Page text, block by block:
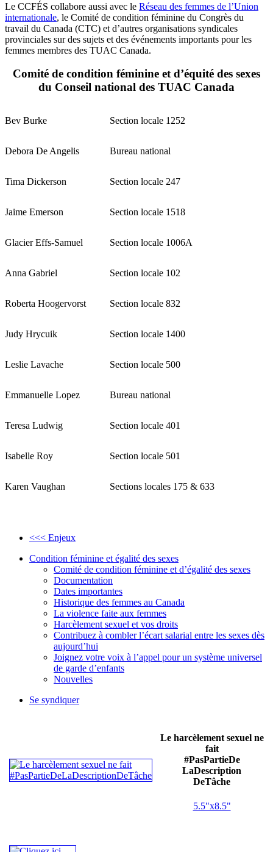
Le CCFÉS collabore aussi avec le Réseau des femmes de l’Union
internationale, le Comité de condition féminine du Congrès du
travail du Canada (CTC) et d’autres organisations syndicales
provinciales sur des sujets et des événements importants pour les
femmes membres des TUAC Canada.
Comité de condition féminine et d’équité des sexes
du Conseil national des TUAC Canada
Bev Burke Section locale 1252
Debora De Angelis Bureau national
Tima Dickerson Section locale 247
Jaime Emerson Section locale 1518
Glacier Effs-Samuel Section locale 1006A
Anna Gabriel Section locale 102
Roberta Hoogervorst Section locale 832
Judy Hrycuik Section locale 1400
Leslie Lavache Section locale 500
Emmanuelle Lopez Bureau national
Teresa Ludwig Section locale 401
Isabelle Roy Section locale 501
Karen Vaughan Sections locales 175 & 633
<<< Enjeux
Condition féminine et égalité des sexes
Comité de condition féminine et d’égalité des sexes
Documentation
Dates importantes
Historique des femmes au Canada
La violence faite aux femmes
Harcèlement sexuel et vos droits
Contribuez à combler l’écart salarial entre les sexes dès
aujourd’hui
Joignez votre voix à l’appel pour un système universel
de garde d’enfants
Nouvelles
Se syndiquer
Le harcèlement sexuel ne
fait
#PasPartieDe
LaDescription
DeTâche
5.5"x8.5"